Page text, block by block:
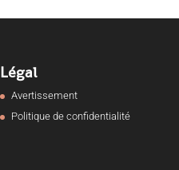
Légal
Avertissement
Politique de confidentialité